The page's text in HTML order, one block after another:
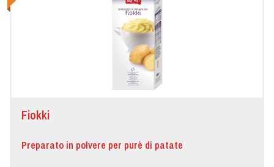
Fiokki
Preparato in polvere per purè di patate